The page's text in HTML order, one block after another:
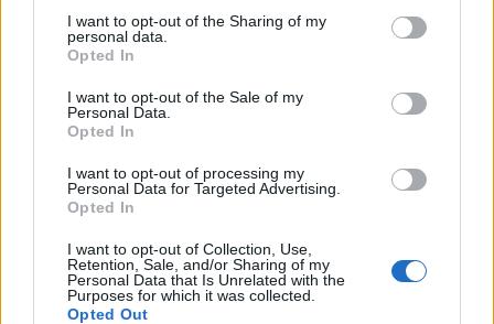
not limited to your visit or usage behaviour. You may click to
grant or deny consent to Google and its third-party tags to
use your data for below specified purposes in below Google
consent section.
I want to opt-out of the Sharing of my
personal data.
Opted In
I want to opt-out of the Sale of my
Personal Data.
Opted In
I want to opt-out of processing my
Personal Data for Targeted Advertising.
Opted In
I want to opt-out of Collection, Use,
Retention, Sale, and/or Sharing of my
Personal Data that Is Unrelated with the
Purposes for which it was collected.
Opted Out